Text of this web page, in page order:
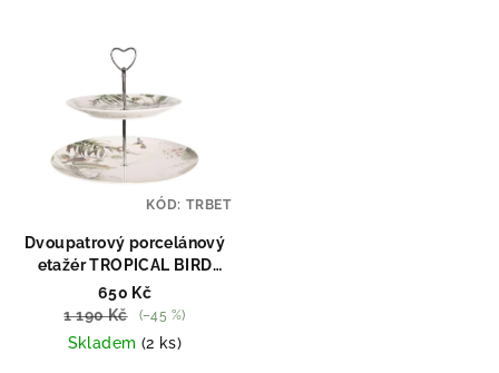
Dvoupatrový porcelánový
etažér TROPICAL BIRD
26*24 cm Clayre & Eef
TRBET
650 Kč
1 190 Kč
(–45 %)
Skladem (2 ks)
KÓD: TRBET